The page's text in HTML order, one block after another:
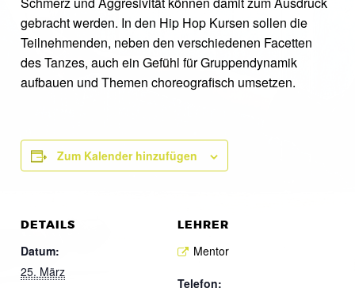
gebracht werden. In den Hip Hop Kursen sollen die
Teilnehmenden, neben den verschiedenen Facetten
des Tanzes, auch ein Gefühl für Gruppendynamik
aufbauen und Themen choreografisch umsetzen.
Zum Kalender hinzufügen
DETAILS
Datum:
25. März
LEHRER
Mentor
Telefon: